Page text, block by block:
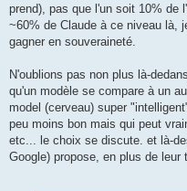
prend), pas que l'un soit 10% de
~60% de Claude à ce niveau là,
gagner en souveraineté.
N'oublions pas non plus là-
qu'un modèle se compare à un
model (cerveau) super
peu moins bon mais qui peut
etc... le choix se discute. et là-
Google) propose, en plus de leur